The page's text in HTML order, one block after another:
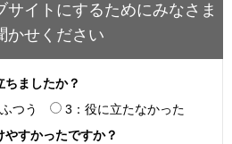
サイトにするためにみなさま
かせください
ちましたか？
つう
3：役に立たなかった
すかったですか？